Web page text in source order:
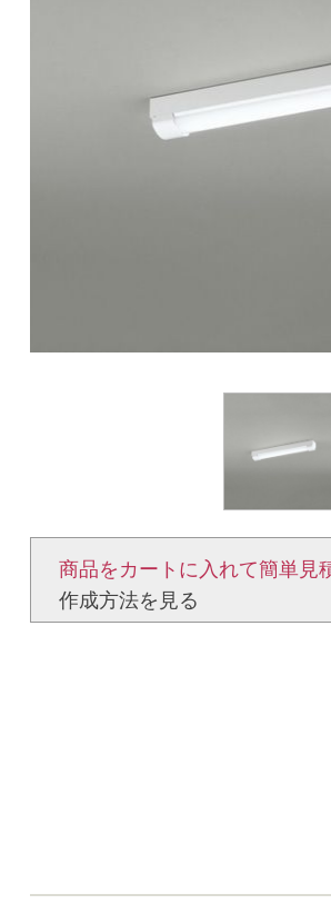
商品をカートに入れて簡単見
作成方法を見る​​